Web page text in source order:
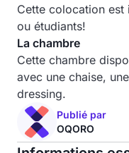
Cette colocation
ou étudiants!
La chambre
Cette chambre
avec une chaise,
dressing.
Publié par
OQORO